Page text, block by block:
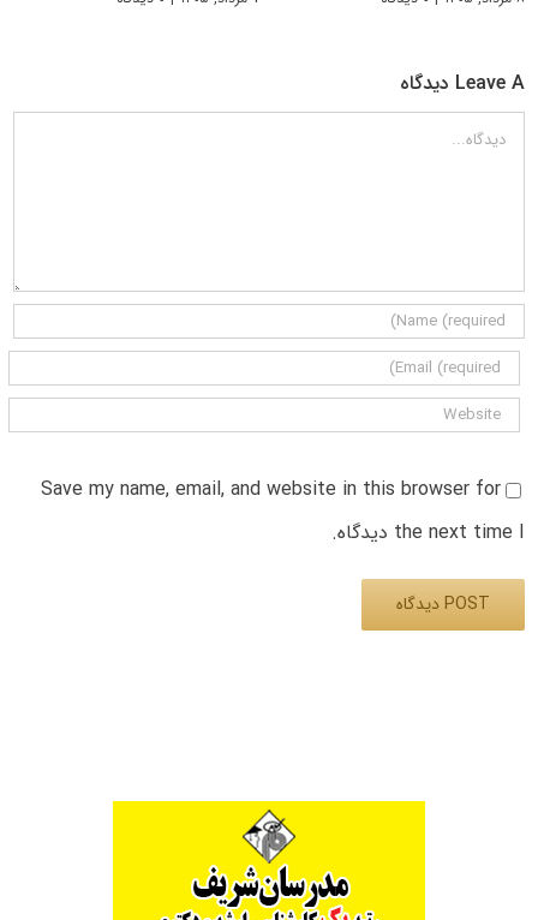
Leave A دیدگاه
دیدگاه
Save my name, email, and website in this browser for
the next time I دیدگاه.